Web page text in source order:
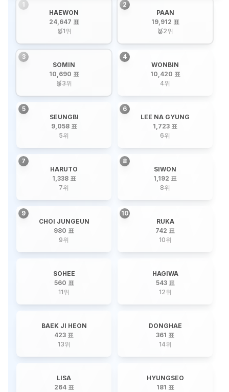
1
HAEWON
24,647 표
🥇1위
2
PAAN
19,912 표
🥈2위
3
SOMIN
10,690 표
🥉3위
4
WONBIN
10,420 표
4위
5
SEUNGBI
9,058 표
5위
6
LEE NA GYUNG
1,723 표
6위
7
HARUTO
1,338 표
7위
8
SIWON
1,192 표
8위
9
CHOI JUNGEUN
980 표
9위
10
RUKA
742 표
10위
SOHEE
560 표
11위
HAGIWA
543 표
12위
BAEK JI HEON
423 표
13위
DONGHAE
361 표
14위
LISA
264 표
HYUNGSEO
181 표